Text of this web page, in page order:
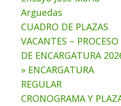
Arguedas
CUADRO DE PLAZAS
VACANTES – PROCESO
DE ENCARGATURA
» ENCARGATURA
REGULAR
CRONOGRAMA Y